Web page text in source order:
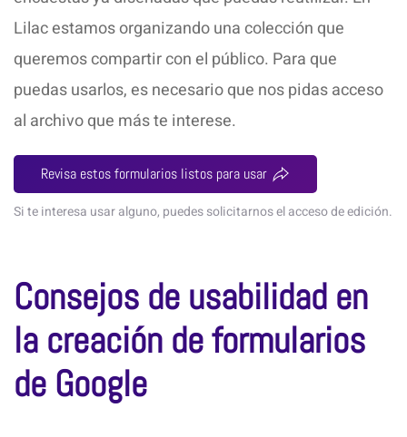
Lilac estamos organizando una colección que
queremos compartir con el público. Para que
puedas usarlos, es necesario que nos pidas acceso
al archivo que más te interese.
Revisa estos formularios listos para usar
Si te interesa usar alguno, puedes solicitarnos el acceso de edición.
Consejos de usabilidad en
la creación de formularios
de Google